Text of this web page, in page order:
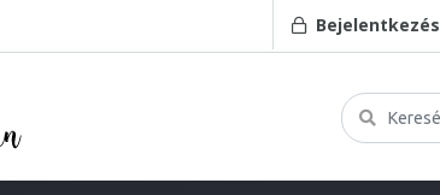
Bejelentkezés